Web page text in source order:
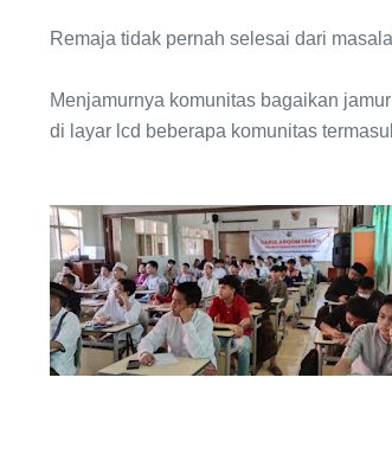
Remaja tidak pernah selesai dari
Menjamurnya komunitas bagaikan
di layar lcd beberapa komunitas